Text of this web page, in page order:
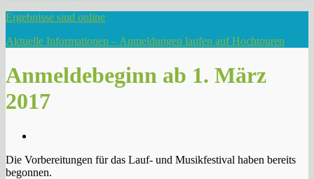
Ergebnisse sind online
Aktuelle Informationen – Anmeldungen laufen auf Hochtouren
Anmeldebeginn ab 1. März
2017
Die Vorbereitungen für das Lauf- und Musikfestival haben bereits
begonnen.